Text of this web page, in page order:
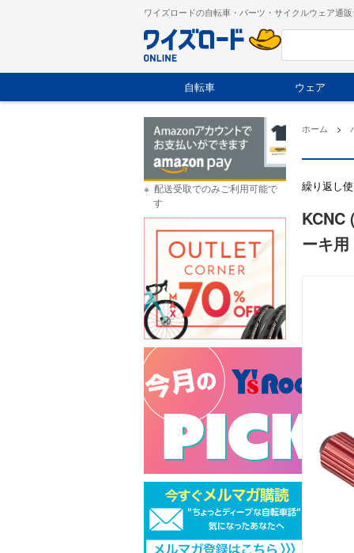
ワイズロードの自転車・パーツ・サイクルウェア通
自転車 ウェア
ホーム >
繰り返し
KCNC
ーキ
配送受取でのみご利用可能で
す